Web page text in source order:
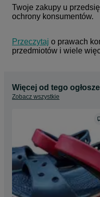
Twoje zakupy u
ochrony konsumentów.
Przeczytaj o prawach
przedmiotów i wiele
Więcej od tego
Zobacz wszystkie